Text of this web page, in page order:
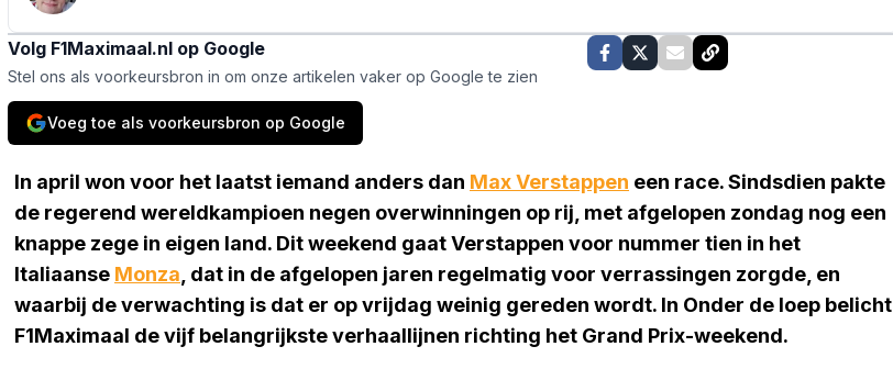
Volg F1Maximaal.nl op Google
Stel ons als voorkeursbron in om onze artikelen vaker op Google te zien
Voeg toe als voorkeursbron op Google
In april won voor het laatst iemand anders dan Max Verstappen een race. Sindsdien pakte
de regerend wereldkampioen negen overwinningen op rij, met afgelopen zondag nog een
knappe zege in eigen land. Dit weekend gaat Verstappen voor nummer tien in het
Italiaanse Monza , dat in de afgelopen jaren regelmatig voor verrassingen zorgde, en
waarbij de verwachting is dat er op vrijdag weinig gereden wordt. In Onder de loep belicht
F1Maximaal de vijf belangrijkste verhaallijnen richting het Grand Prix-weekend.